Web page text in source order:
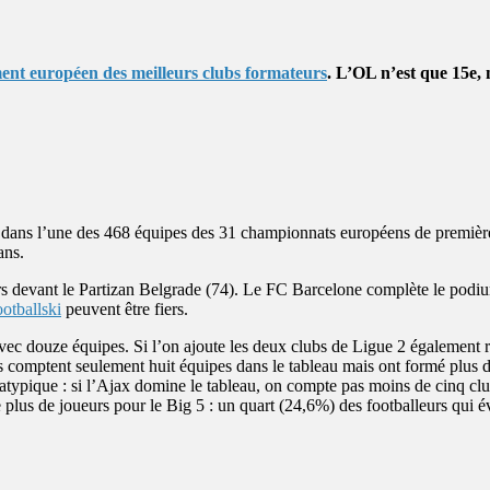
européen des meilleurs clubs formateurs. L’OL n’est que
l’une des 468 équipes des 31 championnats européens de
devant le Partizan Belgrade (74). Le FC Barcelone complète le
peuvent être fiers.
douze équipes. Si l’on ajoute les deux clubs de Ligue 2
seulement huit équipes dans le tableau mais ont formé
: si l’Ajax domine le tableau, on compte pas moins de cinq
de joueurs pour le Big 5 : un quart (24,6%) des footballeurs qui